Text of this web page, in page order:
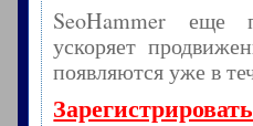
SeoHammer еще
ускоряет
появляются уже в